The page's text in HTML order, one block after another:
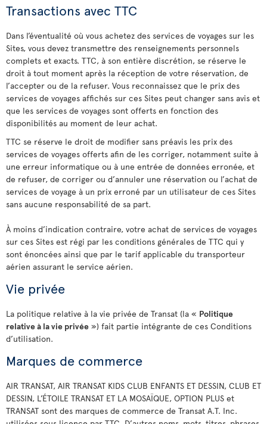
Transactions avec TTC
Dans l’éventualité où vous achetez des services de voyages sur les
Sites, vous devez transmettre des renseignements personnels
complets et exacts. TTC, à son entière discrétion, se réserve le
droit à tout moment après la réception de votre réservation, de
l’accepter ou de la refuser. Vous reconnaissez que le prix des
services de voyages affichés sur ces Sites peut changer sans avis et
que les services de voyages sont offerts en fonction des
disponibilités au moment de leur achat.
TTC se réserve le droit de modifier sans préavis les prix des
services de voyages offerts afin de les corriger, notamment suite à
une erreur informatique ou à une entrée de données erronée, et
de refuser, de corriger ou d’annuler une réservation ou l’achat de
services de voyage à un prix erroné par un utilisateur de ces Sites
sans aucune responsabilité de sa part.
À moins d’indication contraire, votre achat de services de voyages
sur ces Sites est régi par les conditions générales de TTC qui y
sont énoncées ainsi que par le tarif applicable du transporteur
aérien assurant le service aérien.
Vie privée
La politique relative à la vie privée de Transat (la « Politique
relative à la vie privée ») fait partie intégrante de ces Conditions
d’utilisation.
Marques de commerce
AIR TRANSAT, AIR TRANSAT KIDS CLUB ENFANTS ET DESSIN, CLUB ET
DESSIN, L’ÉTOILE TRANSAT ET LA MOSAÏQUE, OPTION PLUS et
TRANSAT sont des marques de commerce de Transat A.T. Inc.